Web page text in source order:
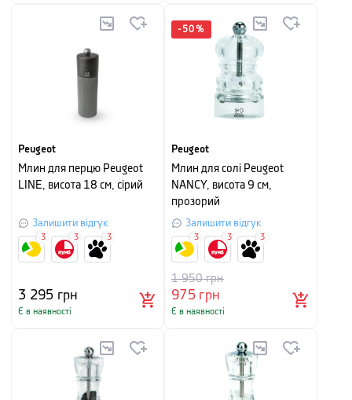
Peugeot
Млин для перцю Peugeot
LINE, висота 18 см, сірий
Залишити відгук
3 295 грн
Є в наявності
3 3 3
-50 %
Peugeot
Млин для солі Peugeot
NANCY, висота 9 см,
прозорий
Залишити відгук
975грн
1 950грн
Є в наявності
3 3 3